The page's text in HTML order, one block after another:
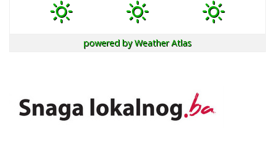
powered byWeather Atlas